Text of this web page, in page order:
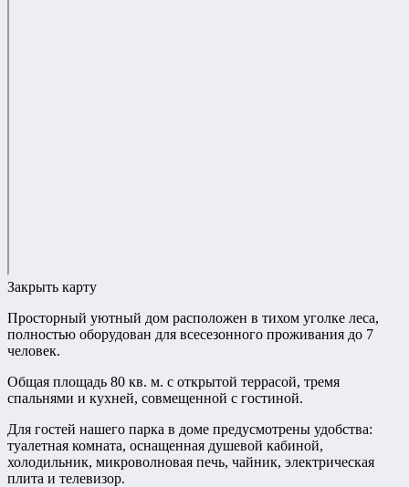
Закрыть карту
Просторный уютный дом расположен в тихом уголке леса,
полностью оборудован для всесезонного проживания до 7
человек.
Общая площадь 80 кв. м. с открытой террасой, тремя
спальнями и кухней, совмещенной с гостиной.
Для гостей нашего парка в доме предусмотрены удобства:
туалетная комната, оснащенная душевой кабиной,
холодильник, микроволновая печь, чайник, электрическая
плита и телевизор.